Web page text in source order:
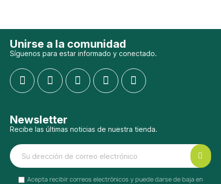
Unirse a la comunidad
Síguenos para estar informado y conectado.
Newsletter
Recibe las últimas noticias de nuestra tienda.
Acepta recibir correos electrónicos y puede darse de baja en